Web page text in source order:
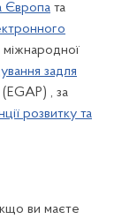
Європа та
задля
(EGAP) , за
розвитку та
ви маєте